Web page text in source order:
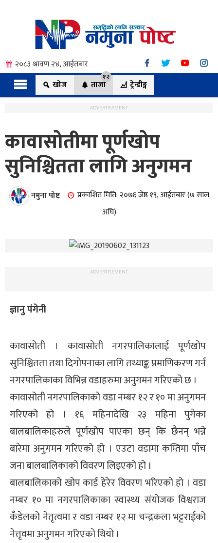
२०८३ श्रावण २४, आईतबार
खोज
ताजा
१२
ट्रेन्डीङ्ग
ADVERTISEMENT
कावासोतीमा पूर्णखोप
सुनिश्चितता लागि अनुगमन
नमुना पोष्ट
प्रकाशित मिति: २०७६ जेष्ठ १९, आईतबार (७ साल
अघि)
ADVERTISEMENT
ज्ञानु पंगेनी
कावासोती । कावासोती नगरपालिकालाई पूर्णखोप
सुनिश्चितता तथा दिगोपनाका लागि तथ्याङ्क प्रमाणिकरण गर्न
नगरपालिकाका विभिन्न वडाहरुमा अनुगमन गरिएको छ ।
कावासोती नगरपालिकाको वडा नम्बर १२ र १० मा अनुगमन
गरिएको हो । १६ महिनादेखि २३ महिना पुगेका
बालबालिकाहरुले पूर्णखोप पाएका छन् कि छैनन् भन्ने
बारेमा अनुगमन गरिएको हो । एउटा वडामा कम्तिमा पाँच
जना बालबालिकाको विवरण लिइएको हो ।
बालबालिकाको खोप कार्ड हेरेर विवरण भरिएको हो । वडा
नम्बर १० मा नगरपालिकाका स्वास्थ्य संयोजक विश्वराज
कँडेलको नेतृत्वमा र वडा नम्बर १२ मा चन्द्रकला भट्टराईको
नेत्तृवमा अनुगमन गरिएको थियो ।